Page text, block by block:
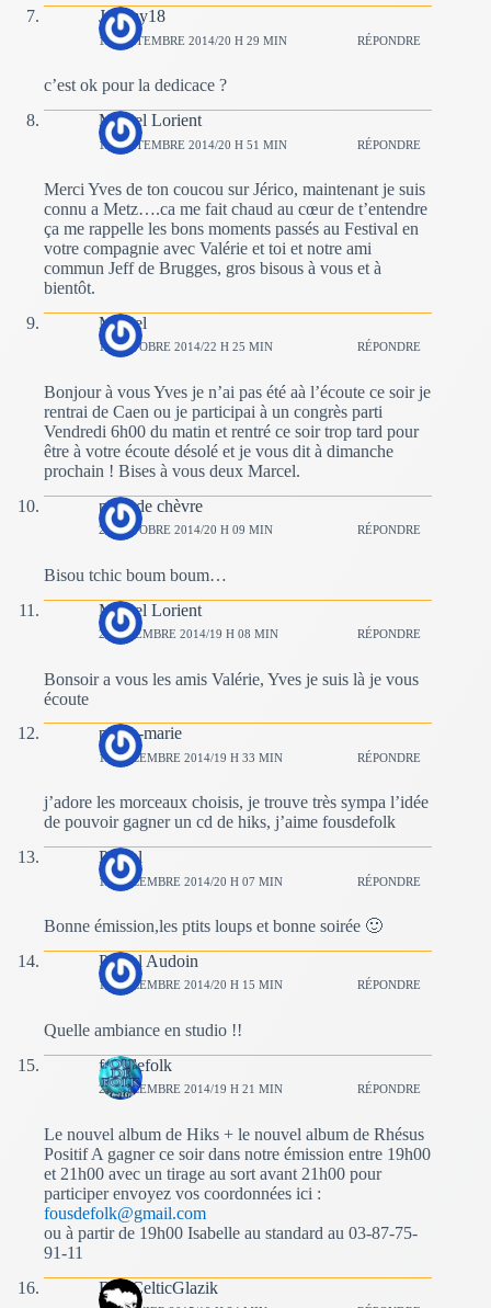
Jeremy18
14 SEPTEMBRE 2014/20 H 29 MIN RÉPONDRE
c’est ok pour la dedicace ?
Marcel Lorient
14 SEPTEMBRE 2014/20 H 51 MIN RÉPONDRE
Merci Yves de ton coucou sur Jérico, maintenant je suis
connu a Metz….ca me fait chaud au cœur de t’entendre
ça me rappelle les bons moments passés au Festival en
votre compagnie avec Valérie et toi et notre ami
commun Jeff de Brugges, gros bisous à vous et à
bientôt.
Marcel
19 OCTOBRE 2014/22 H 25 MIN RÉPONDRE
Bonjour à vous Yves je n’ai pas été aà l’écoute ce soir je
rentrai de Caen ou je participai à un congrès parti
Vendredi 6h00 du matin et rentré ce soir trop tard pour
être à votre écoute désolé et je vous dit à dimanche
prochain ! Bises à vous deux Marcel.
peau de chèvre
26 OCTOBRE 2014/20 H 09 MIN RÉPONDRE
Bisou tchic boum boum…
Marcel Lorient
2 NOVEMBRE 2014/19 H 08 MIN RÉPONDRE
Bonsoir a vous les amis Valérie, Yves je suis là je vous
écoute
pierre-marie
14 DÉCEMBRE 2014/19 H 33 MIN RÉPONDRE
j’adore les morceaux choisis, je trouve très sympa l’idée
de pouvoir gagner un cd de hiks, j’aime fousdefolk
Pascal
14 DÉCEMBRE 2014/20 H 07 MIN RÉPONDRE
Bonne émission,les ptits loups et bonne soirée 🙂
Pascal Audoin
14 DÉCEMBRE 2014/20 H 15 MIN RÉPONDRE
Quelle ambiance en studio !!
fousdefolk
21 DÉCEMBRE 2014/19 H 21 MIN RÉPONDRE
Le nouvel album de Hiks + le nouvel album de Rhésus
Positif A gagner ce soir dans notre émission entre 19h00
et 21h00 avec un tirage au sort avant 21h00 pour
participer envoyez vos coordonnées ici :
fousdefolk@gmail.com
ou à partir de 19h00 Isabelle au standard au 03-87-75-
91-11
BzHCelticGlazik